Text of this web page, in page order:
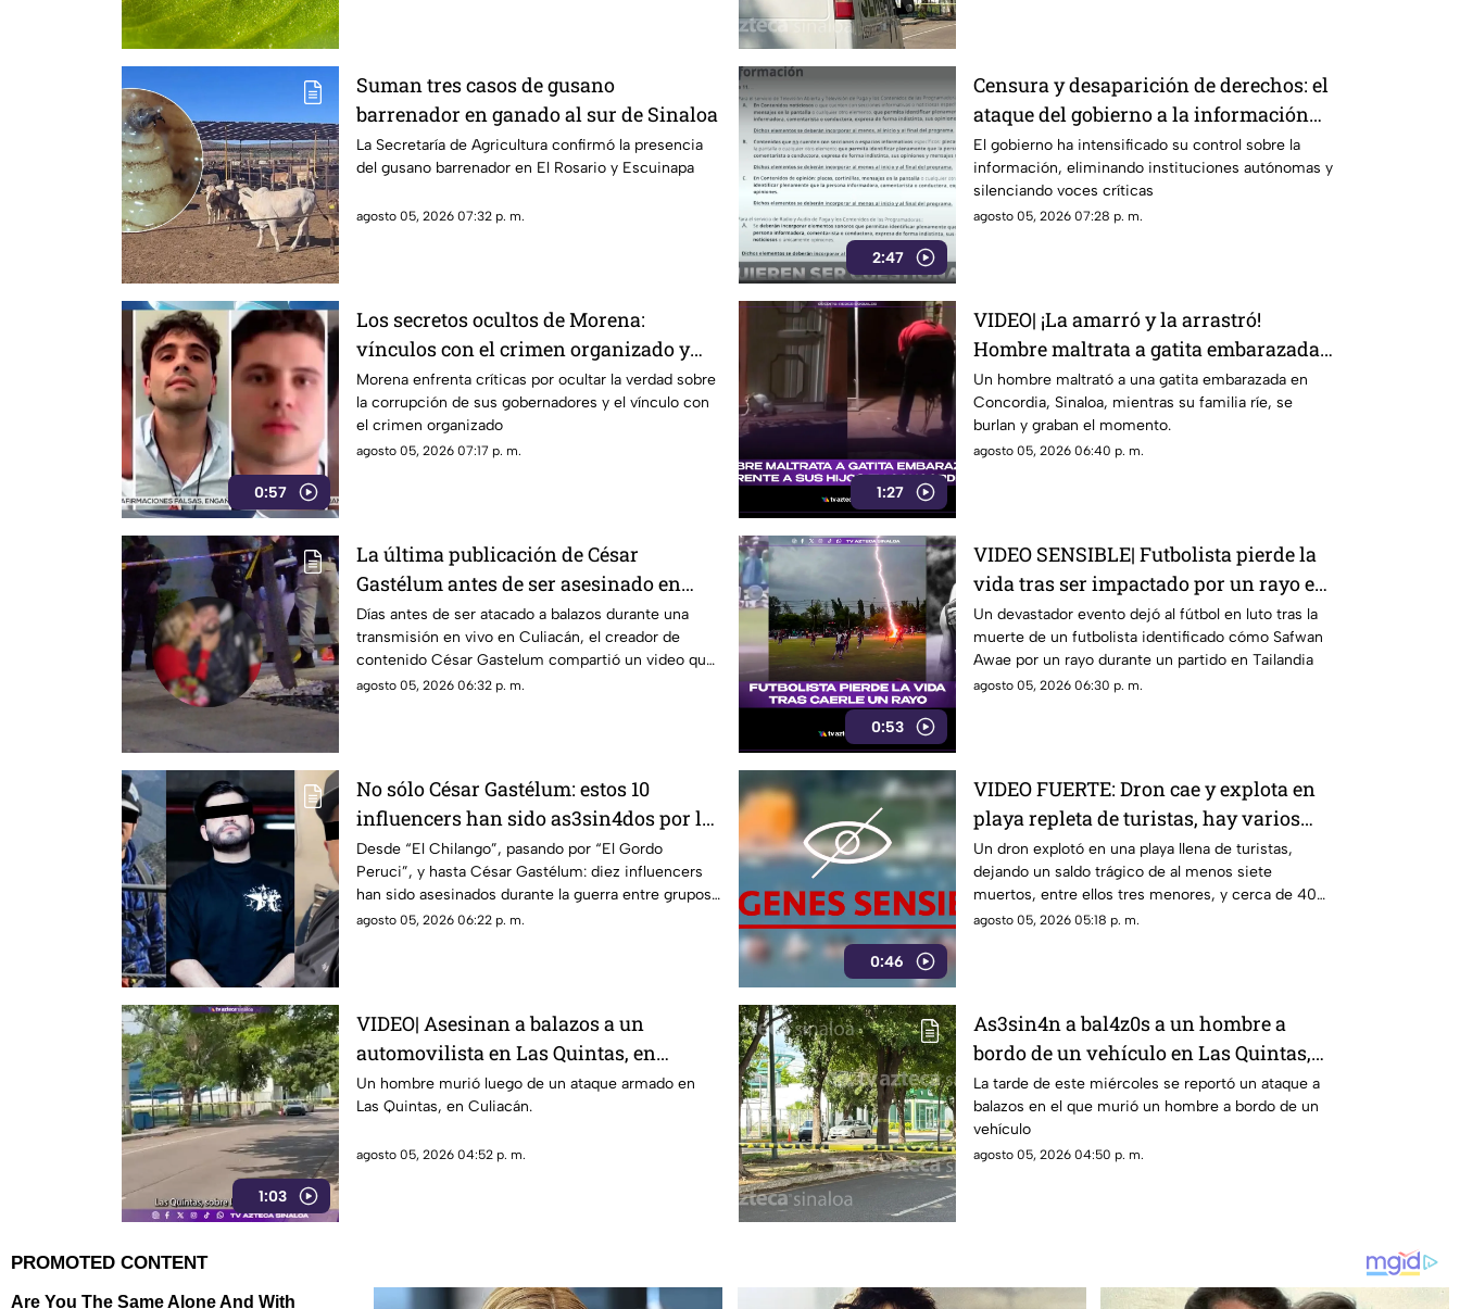
Suman tres casos de gusano
barrenador en ganado al sur de Sinaloa
La Secretaría de Agricultura confirmó la presencia
del gusano barrenador en El Rosario y Escuinapa
agosto 05, 2026 07:32 p. m.
2:47
Censura y desaparición de derechos: el
ataque del gobierno a la información
pública
El gobierno ha intensificado su control sobre la
información, eliminando instituciones autónomas y
silenciando voces críticas
agosto 05, 2026 07:28 p. m.
0:57
Los secretos ocultos de Morena:
vínculos con el crimen organizado y
obras faraónicas
Morena enfrenta críticas por ocultar la verdad sobre
la corrupción de sus gobernadores y el vínculo con
el crimen organizado
agosto 05, 2026 07:17 p. m.
1:27
VIDEO| ¡La amarró y la arrastró!
Hombre maltrata a gatita embarazada
en Concordia frente a sus hijos
Un hombre maltrató a una gatita embarazada en
Concordia, Sinaloa, mientras su familia ríe, se
burlan y graban el momento.
agosto 05, 2026 06:40 p. m.
La última publicación de César
Gastélum antes de ser asesinado en
vivo: Presumía una "cita fresita"
Días antes de ser atacado a balazos durante una
transmisión en vivo en Culiacán, el creador de
contenido César Gastelum compartió un video que
dejaba entrever un nuevo “romance”
agosto 05, 2026 06:32 p. m.
0:53
VIDEO SENSIBLE| Futbolista pierde la
vida tras ser impactado por un rayo en
pleno partido
Un devastador evento dejó al fútbol en luto tras la
muerte de un futbolista identificado cómo Safwan
Awae por un rayo durante un partido en Tailandia
agosto 05, 2026 06:30 p. m.
No sólo César Gastélum: estos 10
influencers han sido as3sin4dos por la
guerra entre Los Chapitos y La Mayiza
Desde “El Chilango”, pasando por “El Gordo
Peruci”, y hasta César Gastélum: diez influencers
han sido asesinados durante la guerra entre grupos
delictivos
agosto 05, 2026 06:22 p. m.
0:46
VIDEO FUERTE: Dron cae y explota en
playa repleta de turistas, hay varios
muertos y heridos
Un dron explotó en una playa llena de turistas,
dejando un saldo trágico de al menos siete
muertos, entre ellos tres menores, y cerca de 40
heridos.
agosto 05, 2026 05:18 p. m.
1:03
VIDEO| Asesinan a balazos a un
automovilista en Las Quintas, en
Culiacán
Un hombre murió luego de un ataque armado en
Las Quintas, en Culiacán.
agosto 05, 2026 04:52 p. m.
As3sin4n a bal4z0s a un hombre a
bordo de un vehículo en Las Quintas,
Culiacán
La tarde de este miércoles se reportó un ataque a
balazos en el que murió un hombre a bordo de un
vehículo
agosto 05, 2026 04:50 p. m.